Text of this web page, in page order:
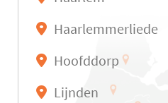
Haarlemmerliede
Hoofddorp
Lijnden